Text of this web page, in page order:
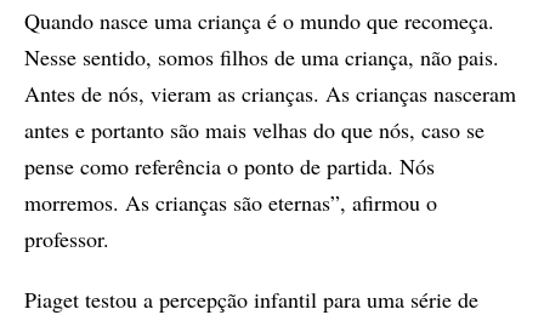
Quando nasce uma criança é o mundo que recomeça.
Nesse sentido, somos filhos de uma criança, não pais.
Antes de nós, vieram as crianças. As crianças nasceram
antes e portanto são mais velhas do que nós, caso se
pense como referência o ponto de partida. Nós
morremos. As crianças são eternas”, afirmou o
professor.
Piaget testou a percepção infantil para uma série de